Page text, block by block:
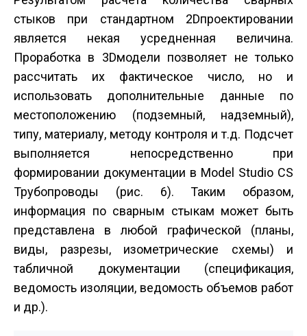
стыков при стандартном 2D­проектировании
является некая усредненная величина.
Проработка в 3D­модели позволяет не только
рассчитать их фактическое число, но и
использовать дополнительные данные по
местоположению (подземный, надземный),
типу, материалу, методу контроля и т.д. Подсчет
выполняется непосредственно при
формировании документации в Model Studio CS
Трубопроводы (рис. 6). Таким образом,
информация по сварным стыкам может быть
представлена в любой графической (планы,
виды, разрезы, изометрические схемы) и
табличной документации (спецификация,
ведомость изоляции, ведомость объемов работ
и др.).